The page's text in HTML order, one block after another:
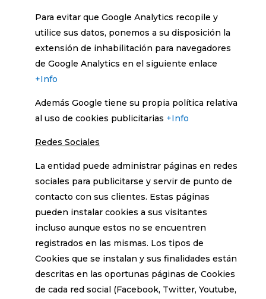
Para evitar que Google Analytics recopile y
utilice sus datos, ponemos a su disposición la
extensión de inhabilitación para navegadores
de Google Analytics en el siguiente enlace
+Info
Además Google tiene su propia política relativa
al uso de cookies publicitarias +Info
Redes Sociales
La entidad puede administrar páginas en redes
sociales para publicitarse y servir de punto de
contacto con sus clientes. Estas páginas
pueden instalar cookies a sus visitantes
incluso aunque estos no se encuentren
registrados en las mismas. Los tipos de
Cookies que se instalan y sus finalidades están
descritas en las oportunas páginas de Cookies
de cada red social (Facebook, Twitter, Youtube,